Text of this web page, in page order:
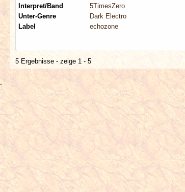
Interpret/Band
5TimesZero
Unter-Genre
Dark Electro
Label
echozone
5 Ergebnisse - zeige 1 - 5